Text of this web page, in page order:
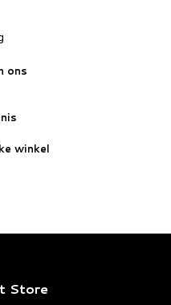
ons
winkel
Store